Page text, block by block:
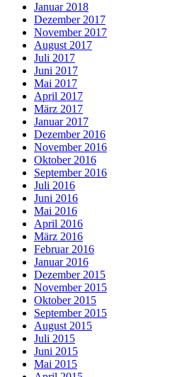
Januar 2018
Dezember 2017
November 2017
August 2017
Juli 2017
Juni 2017
Mai 2017
April 2017
März 2017
Januar 2017
Dezember 2016
November 2016
Oktober 2016
September 2016
Juli 2016
Juni 2016
Mai 2016
April 2016
März 2016
Februar 2016
Januar 2016
Dezember 2015
November 2015
Oktober 2015
September 2015
August 2015
Juli 2015
Juni 2015
Mai 2015